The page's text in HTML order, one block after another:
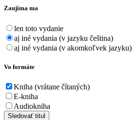
Zaujíma ma
len toto vydanie
aj iné vydania (v jazyku čeština)
aj iné vydania (v akomkoľvek jazyku)
Vo formáte
Kniha (vrátane čítaných)
E-kniha
Audiokniha
Sledovať titul